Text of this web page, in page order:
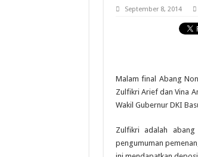
September 8, 2014
Malam final Abang
Zulfikri Arief dan Vina
Wakil Gubernur DKI
Zulfikri adalah abang
pengumuman